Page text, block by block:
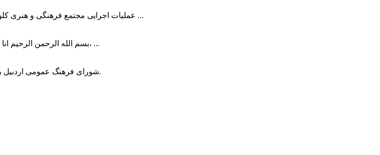
عملیات اجرایی مجتمع فرهنگی و هنری کلور از سال ۱۳۹۳ آغاز شده بود که با عنایت وزیر فرهنگ و ارشاد اسلامی دولت چهاردهم و با ...
بسم الله الرحمن الرحیم انا لله و انا الیه راجعون با نهایت تاثر و تاسف باخبر شدیم هنرمند برجسته ایران و فرزند اردبیل، ...
شورای فرهنگ عمومی اردبیل با توجه به ترکیب اعضا و رویکرد عملیاتی، می‌تواند الگویی برای سایر استان‌های کشور باشد.